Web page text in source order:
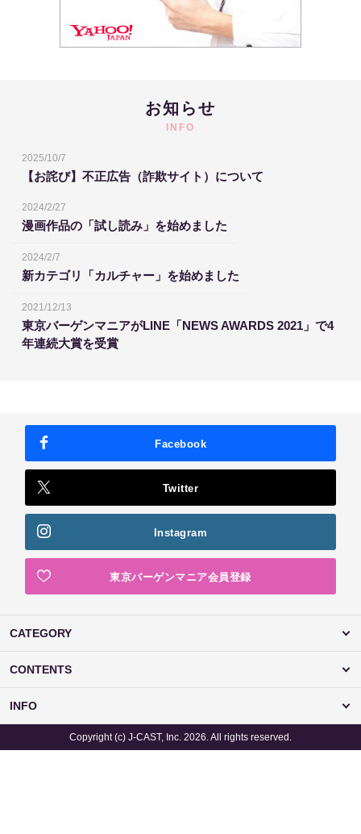
お知らせ
INFO
2025/10/7
【お詫び】不正広告（詐欺サイト）について
2024/2/27
漫画作品の「試し読み」を始めました
2024/2/7
新カテゴリ「カルチャー」を始めました
2021/12/13
東京バーゲンマニアがLINE「NEWS AWARDS 2021」で4
年連続大賞を受賞
Facebook
Twitter
Instagram
東京バーゲンマニア会員登録
CATEGORY
CONTENTS
INFO
Copyright (c) J-CAST, Inc. 2026. All rights reserved.